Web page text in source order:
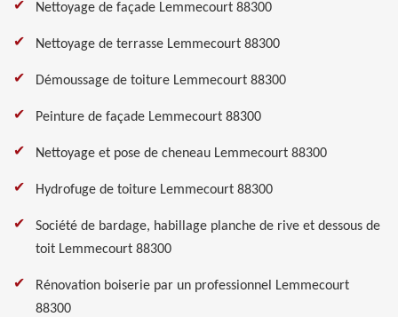
Nettoyage de façade Lemmecourt 88300
Nettoyage de terrasse Lemmecourt 88300
Démoussage de toiture Lemmecourt 88300
Peinture de façade Lemmecourt 88300
Nettoyage et pose de cheneau Lemmecourt 88300
Hydrofuge de toiture Lemmecourt 88300
Société de bardage, habillage planche de rive et dessous de
toit Lemmecourt 88300
Rénovation boiserie par un professionnel Lemmecourt
88300